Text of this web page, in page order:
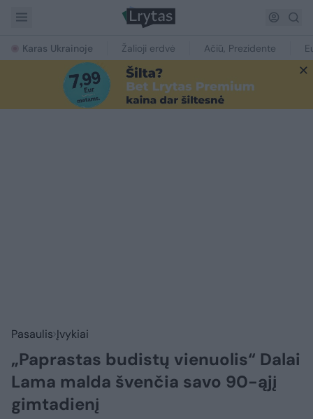
Karas Ukrainoje Žalioji erdvė Ačiū, Prezidente
Pasaulis Įvykiai
„Paprastas budistų vienuolis“ Dalai
Lama malda švenčia savo 90-ąjį
gimtadienį